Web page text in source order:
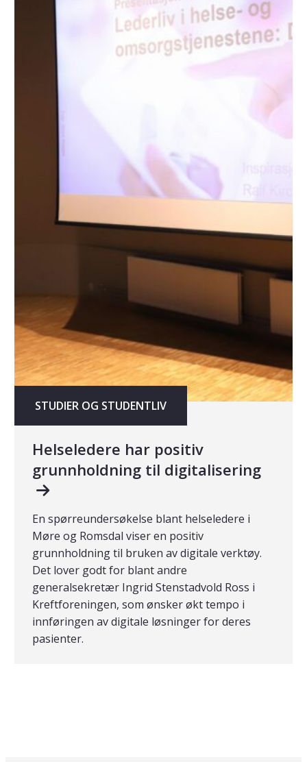
STUDIER OG STUDENTLIV
Helseledere har positiv
grunnholdning til digitalisering
En spørreundersøkelse blant helseledere i
Møre og Romsdal viser en positiv
grunnholdning til bruken av digitale verktøy.
Det lover godt for blant andre
generalsekretær Ingrid Stenstadvold Ross i
Kreftforeningen, som ønsker økt tempo i
innføringen av digitale løsninger for deres
pasienter.